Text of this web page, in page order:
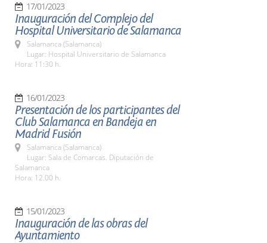
17/01/2023
Inauguración del Complejo del
Hospital Universitario de Salamanca
Salamanca (Salamanca)
Lugar: Hospital Universitario de Salamanca
Hora: 11:30 h.
16/01/2023
Presentación de los participantes del
Club Salamanca en Bandeja en
Madrid Fusión
Salamanca (Salamanca)
Lugar: Sala de Comarcas. Diputación de
Salamanca
Hora: 12.00 h.
15/01/2023
Inauguración de las obras del
Ayuntamiento